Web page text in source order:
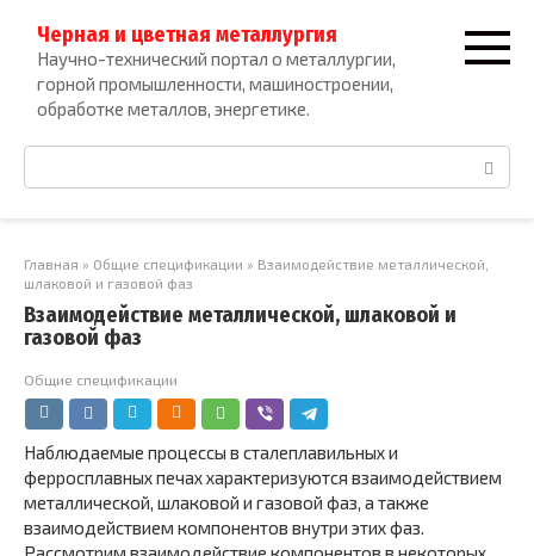
контенту
Черная и цветная металлургия
Научно-технический портал о металлургии,
горной промышленности, машиностроении,
обработке металлов, энергетике.
Поиск:
Главная » Общие спецификации » Взаимодействие металлической,
шлаковой и газовой фаз
Взаимодействие металлической, шлаковой и
газовой фаз
Общие спецификации
Наблюдаемые процессы в сталеплавильных и
ферросплавных пе­чах характеризуются взаимодействием
металлической, шлаковой и газовой фаз, а также
взаимодействием компонентов внутри этих фаз.